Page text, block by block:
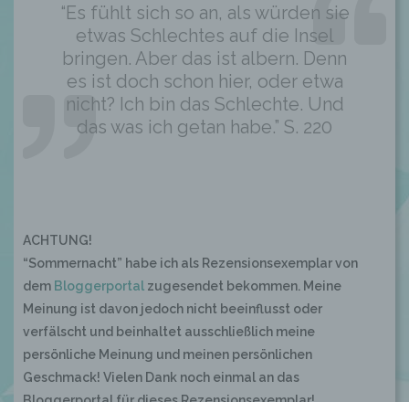
“Es fühlt sich so an, als würden sie
etwas Schlechtes auf die Insel
bringen. Aber das ist albern. Denn
es ist doch schon hier, oder etwa
nicht? Ich bin das Schlechte. Und
das was ich getan habe.” S. 220
ACHTUNG!
“Sommernacht” habe ich als Rezensionsexemplar von
dem Bloggerportal zugesendet bekommen. Meine
Meinung ist davon jedoch nicht beeinflusst oder
verfälscht und beinhaltet ausschließlich meine
persönliche Meinung und meinen persönlichen
Geschmack! Vielen Dank noch einmal an das